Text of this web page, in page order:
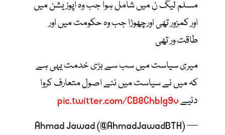
مسلم لیگ ن میں شامل ہوا جب وہ اپوزیشن میں
اور کمزور تھی اورچھوڑا جب وہ حکومت میں اور
طاقت ور تھی
میری سیاست میں سب سے بڑی خدمت یہی ہے
کہ میں نے سیاست میں نئے اصول متعارف کروا
دئیےpic.twitter.com/CB8ChbIg9v
— Ahmad Jawad (@AhmadJawadBTH)